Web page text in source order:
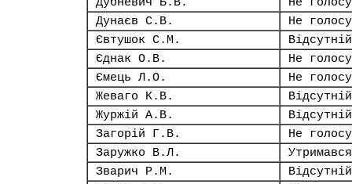
Дунаєв С.В.
Не
Євтушок С.М.
Відсутній
Єднак О.В.
Не
Ємець Л.О.
Не
Жеваго К.В.
Відсутній
Журжій А.В.
Відсутній
Загорій Г.В.
Не
Заружко В.Л.
Утримався
Зварич Р.М.
Відсутній